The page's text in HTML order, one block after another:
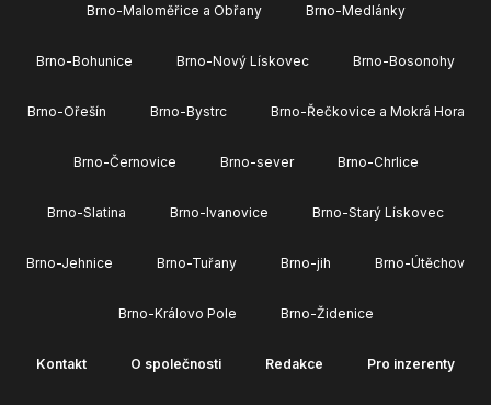
Brno-Maloměřice a Obřany Brno-Medlánky
Brno-Bohunice Brno-Nový Lískovec Brno-Bosonohy
Brno-Ořešín Brno-Bystrc Brno-Řečkovice a Mokrá Hora
Brno-Černovice Brno-sever Brno-Chrlice
Brno-Slatina Brno-Ivanovice Brno-Starý Lískovec
Brno-Jehnice Brno-Tuřany Brno-jih Brno-Útěchov
Brno-Královo Pole Brno-Židenice
Kontakt O společnosti Redakce Pro inzerenty